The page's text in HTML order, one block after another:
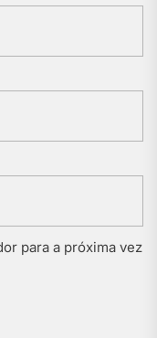
para a próxima vez